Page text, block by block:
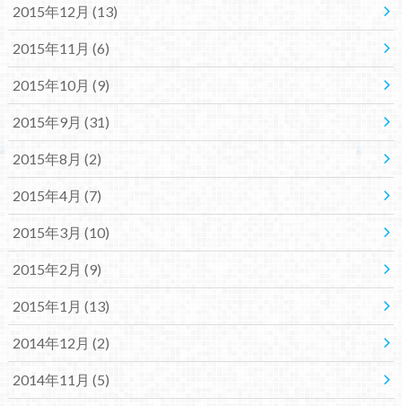
2015年12月 (13)
2015年11月 (6)
2015年10月 (9)
2015年9月 (31)
2015年8月 (2)
2015年4月 (7)
2015年3月 (10)
2015年2月 (9)
2015年1月 (13)
2014年12月 (2)
2014年11月 (5)